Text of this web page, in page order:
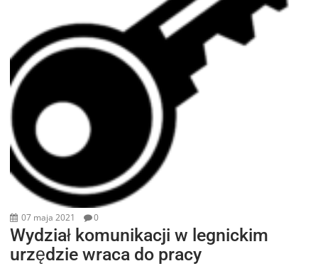
07 maja 2021 0
Wydział komunikacji w legnickim
urzędzie wraca do pracy